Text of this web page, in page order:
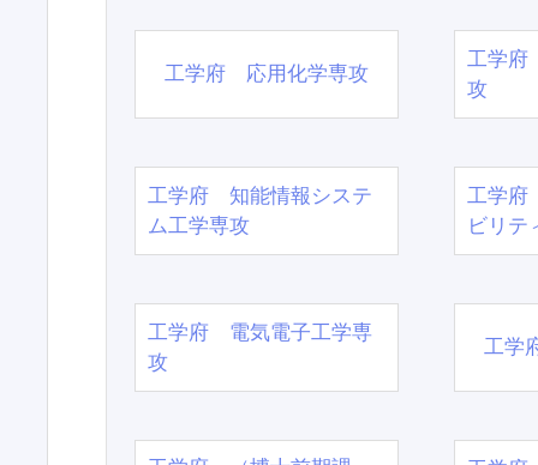
工学府 応用化学専攻
工学府
攻
工学府 知能情報システ
ム工学専攻
工学府
ビリテ
工学府 電気電子工学専
攻
工学